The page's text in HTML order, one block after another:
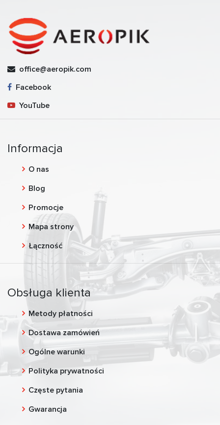
office@aeropik.com
Facebook
YouTube
Informacja
O nas
Blog
Promocje
Mapa strony
Łączność
Obsługa klienta
Metody płatności
Dostawa zamówień
Ogólne warunki
Polityka prywatności
Częste pytania
Gwarancja